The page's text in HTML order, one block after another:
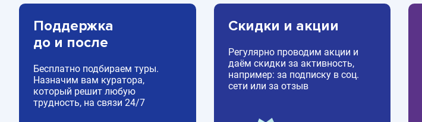
Поддержка
до и после
Бесплатно подбираем туры.
Назначим вам куратора,
который решит любую
трудность, на связи 24/7
Скидки и акции
Регулярно проводим акции и
даём скидки за активность,
например: за подписку в соц.
сети или за отзыв